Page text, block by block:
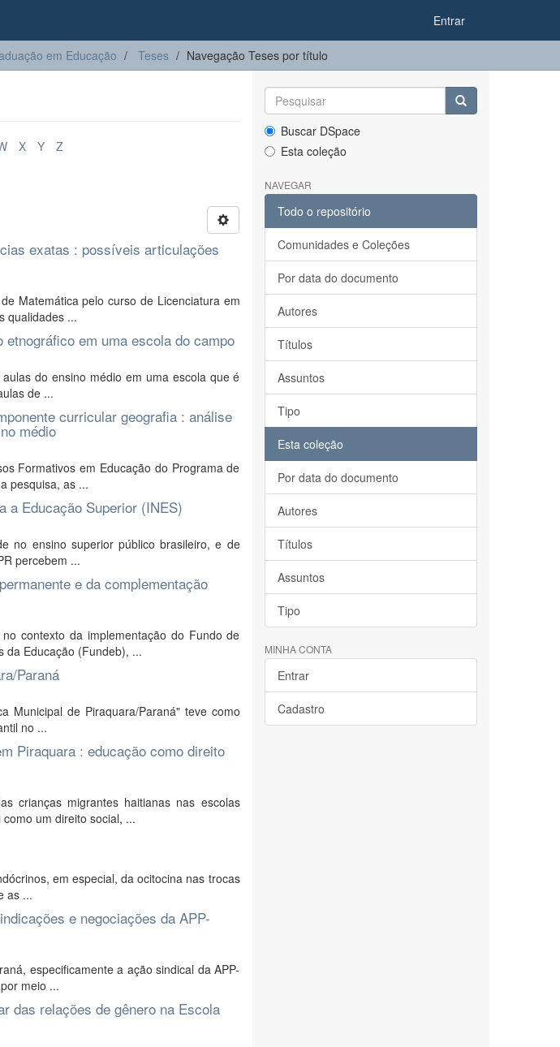
Entrar
em Educação Teses Navegação Teses por título
X Y Z
exatas : possíveis articulações
Matemática pelo curso de Licenciatura em
qualidades ...
em uma escola do campo
do ensino médio em uma escola que é
de ...
curricular geografia : análise
médio
Formativos em Educação do Programa de
pesquisa, as ...
a Educação Superior (INES)
no ensino superior público brasileiro, e de
percebem ...
e da complementação
contexto da implementação do Fundo de
da Educação (Fundeb), ...
Paraná
Municipal de Piraquara/Paraná" teve como
no ...
Piraquara : educação como direito
crianças migrantes haitianas nas escolas
um direito social, ...
em especial, da ocitocina nas trocas
as ...
e negociações da APP-
especificamente a ação sindical da APP-
meio ...
das relações de gênero na Escola
Buscar DSpace
Esta coleção
NAVEGAR
Todo o repositório
Comunidades e Coleções
Por data do documento
Autores
Títulos
Assuntos
Tipo
Esta coleção
Por data do documento
Autores
Títulos
Assuntos
Tipo
MINHA CONTA
Entrar
Cadastro